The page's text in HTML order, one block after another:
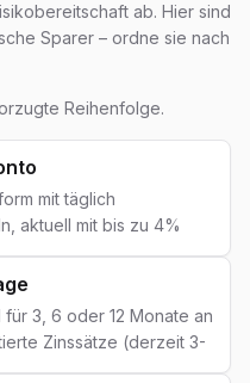
ab. Hier sind
Sparer – ordne sie nach
Reihenfolge.
mit täglich
aktuell mit bis zu 4%
Notfallfonds und
Vollständig durch die
bis 100.000
3, 6 oder 12 Monate an
Zinssätze (derzeit 3-
die du in